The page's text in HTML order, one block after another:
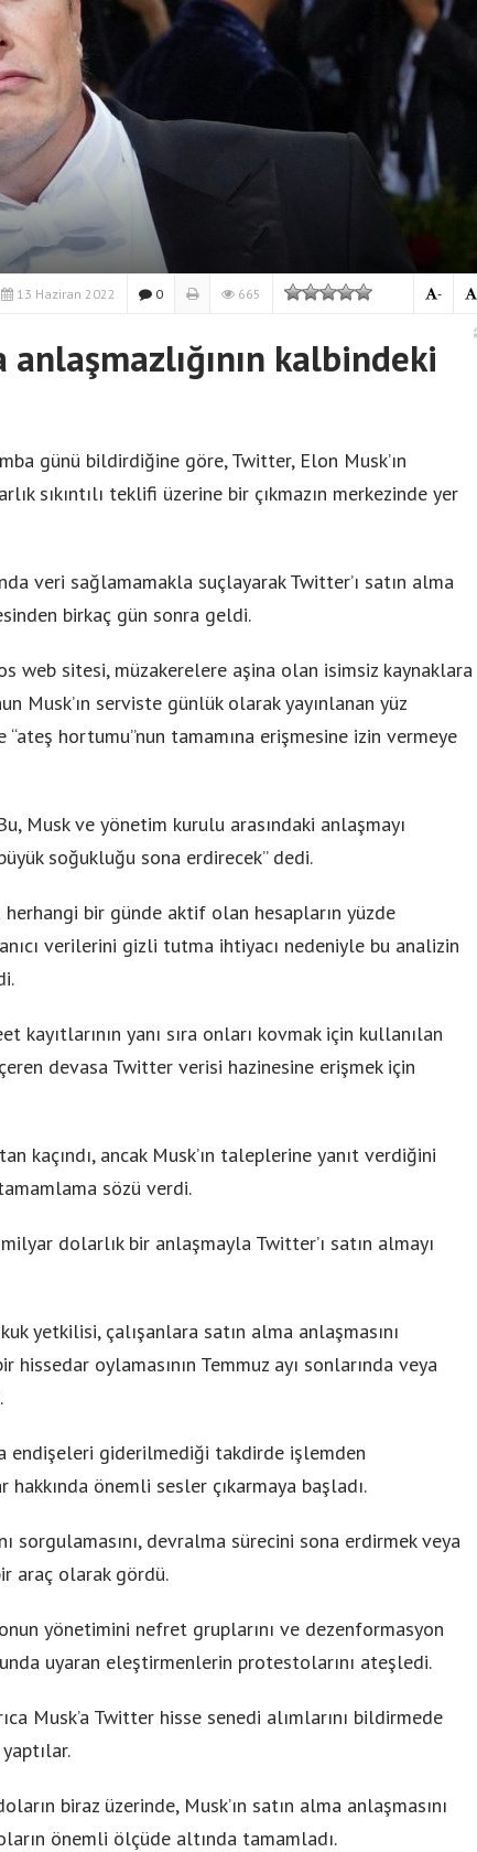
13 Haziran 2022 0 665 -
kalbindeki
günü bildirdiğine göre, Twitter, Elon Musk’ın
sıkıntılı teklifi üzerine bir çıkmazın merkezinde yer
veri sağlamamakla suçlayarak Twitter’ı satın alma
birkaç gün sonra geldi.
web sitesi, müzakerelere aşina olan isimsiz kaynaklara
Musk’ın serviste günlük olarak yayınlanan yüz
hortumu”nun tamamına erişmesine izin vermeye
Musk ve yönetim kurulu arasındaki anlaşmayı
soğukluğu sona erdirecek” dedi.
herhangi bir günde aktif olan hesapların yüzde
verilerini gizli tutma ihtiyacı nedeniyle bu analizin
kayıtlarının yanı sıra onları kovmak için kullanılan
devasa Twitter verisi hazinesine erişmek için
kaçındı, ancak Musk’ın taleplerine yanıt verdiğini
sözü verdi.
dolarlık bir anlaşmayla Twitter’ı satın almayı
yetkilisi, çalışanlara satın alma anlaşmasını
oylamasının Temmuz ayı sonlarında veya
endişeleri giderilmediği takdirde işlemden
önemli sesler çıkarmaya başladı.
sorgulamasını, devralma sürecini sona erdirmek veya
araç olarak gördü.
yönetimini nefret gruplarını ve dezenformasyon
uyaran eleştirmenlerin protestolarını ateşledi.
Musk’a Twitter hisse senedi alımlarını bildirmede
biraz üzerinde, Musk’ın satın alma anlaşmasını
önemli ölçüde altında tamamladı.